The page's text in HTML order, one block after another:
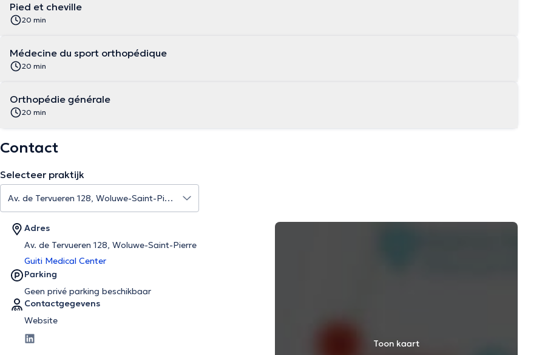
Pied et cheville
20 min
Médecine du sport orthopédique
20 min
Orthopédie générale
20 min
Contact
Selecteer praktijk
Adres
Av. de Tervueren 128, Woluwe-Saint-Pierre
Guiti Medical Center
Parking
Geen privé parking beschikbaar
Contactgegevens
Website
Toon kaart